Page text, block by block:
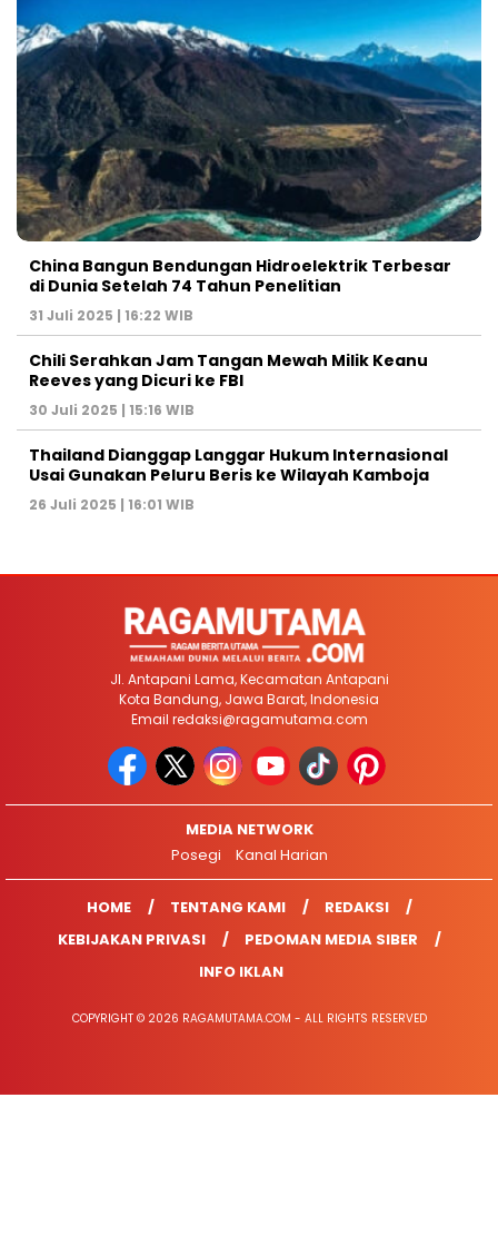
China Bangun Bendungan Hidroelektrik Terbesar
di Dunia Setelah 74 Tahun Penelitian
31 Juli 2025 | 16:22 WIB
Chili Serahkan Jam Tangan Mewah Milik Keanu
Reeves yang Dicuri ke FBI
30 Juli 2025 | 15:16 WIB
Thailand Dianggap Langgar Hukum Internasional
Usai Gunakan Peluru Beris ke Wilayah Kamboja
26 Juli 2025 | 16:01 WIB
Jl. Antapani Lama, Kecamatan Antapani
Kota Bandung, Jawa Barat, Indonesia
Email redaksi@ragamutama.com
MEDIA NETWORK
Posegi
Kanal Harian
HOME TENTANG KAMI
REDAKSI
KEBIJAKAN PRIVASI
PEDOMAN MEDIA SIBER
INFO IKLAN
COPYRIGHT © 2026 RAGAMUTAMA.COM - ALL RIGHTS RESERVED